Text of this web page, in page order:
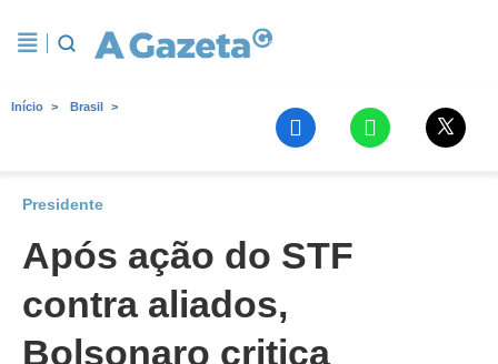
Início Brasil
Presidente
Após ação do STF
contra aliados,
Bolsonaro critica